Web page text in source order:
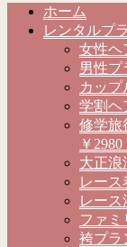
ホーム
レンタルプ
女性ヘ
男性プ
カッ
学割ヘ
修学旅
￥
大正浪
レー
レース
ファミ
袴プラ